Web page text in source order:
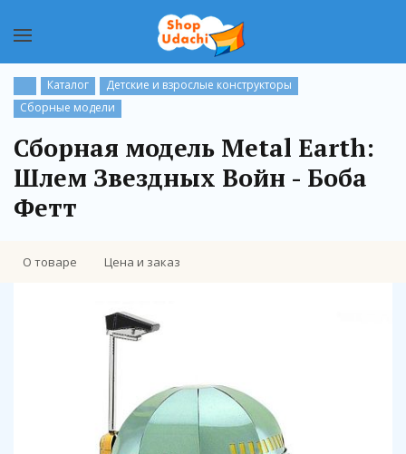
Каталог
Детские и взрослые конструкторы
Сборные модели
Cборная модель Metal Earth:
Шлем Звездных Войн - Боба
Фетт
О товаре Цена и заказ